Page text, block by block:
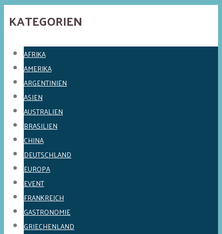
KATEGORIEN
AFRIKA
AMERIKA
ARGENTINIEN
ASIEN
AUSTRALIEN
BRASILIEN
CHINA
DEUTSCHLAND
EUROPA
EVENT
FRANKREICH
GASTRONOMIE
GRIECHENLAND